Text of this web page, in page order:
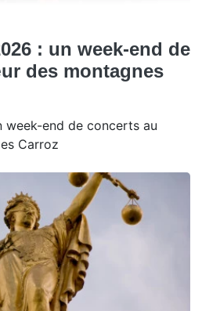
: un week-end de
des montagnes
week-end de concerts au
Carroz